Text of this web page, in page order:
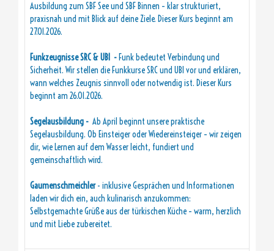
Ausbildung zum SBF See und SBF Binnen – klar strukturiert,
praxisnah und mit Blick auf deine Ziele. Dieser Kurs beginnt am
27.01.2026.
Funkzeugnisse SRC & UBI - Funk bedeutet Verbindung und
Sicherheit. Wir stellen die Funkkurse SRC und UBI vor und erklären,
wann welches Zeugnis sinnvoll oder notwendig ist. Dieser Kurs
beginnt am 26.01.2026.
Segelausbildung - Ab April beginnt unsere praktische
Segelausbildung. Ob Einsteiger oder Wiedereinsteiger – wir zeigen
dir, wie Lernen auf dem Wasser leicht, fundiert und
gemeinschaftlich wird.
Gaumenschmeichler- inklusive Gesprächen und Informationen
laden wir dich ein, auch kulinarisch anzukommen:
Selbstgemachte Grüße aus der türkischen Küche – warm, herzlich
und mit Liebe zubereitet.